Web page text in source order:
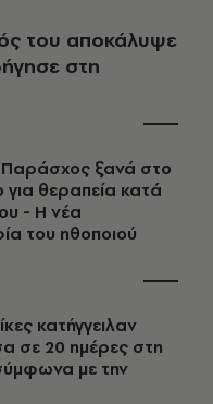
του αποκάλυψε
στη
Παράσχος ξανά στο
για θεραπεία κατά
- Η νέα
του ηθοποιού
κατήγγειλαν
σε 20 ημέρες στη
με την